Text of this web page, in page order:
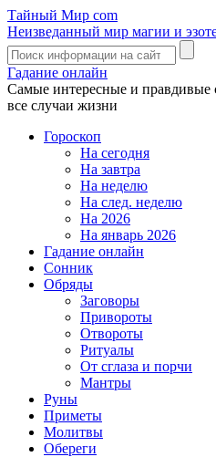
Тайный Мир com
Неизведанный мир магии и
Гадание онлайн
Самые интересные и правдивые
все случаи жизни
Гороскоп
На сегодня
На завтра
На неделю
На след. неделю
На 2026
На январь 2026
Гадание онлайн
Сонник
Обряды
Заговоры
Привороты
Отвороты
Ритуалы
От сглаза и порчи
Мантры
Руны
Приметы
Молитвы
Обереги